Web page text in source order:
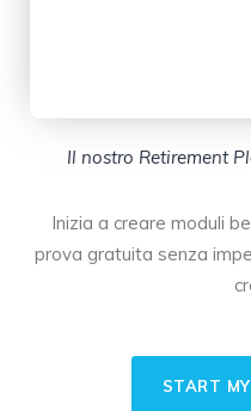
Il nostro Retirement
Inizia a creare moduli
prova gratuita senza
START